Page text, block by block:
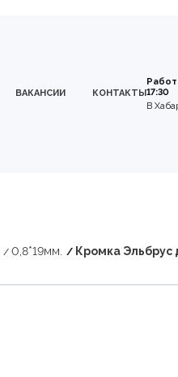
ВАКАНСИИ КОНТАКТЫ 17:30
В
0,8*19мм. Кромка